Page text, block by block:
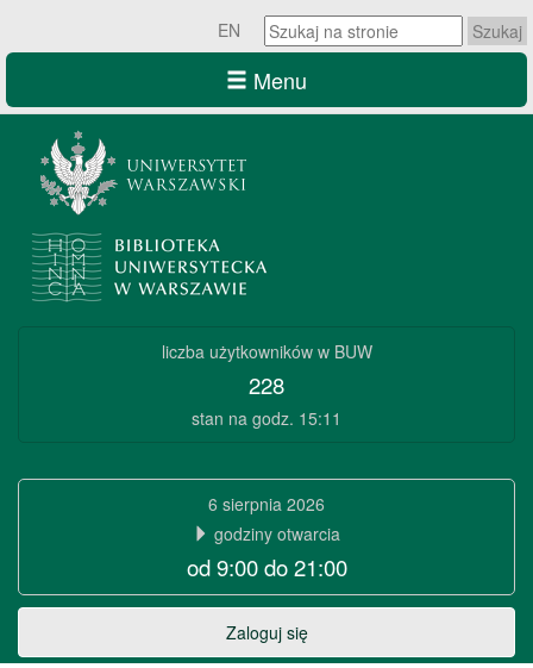
EN
Szukaj
na
stronie:
Szukaj
na
Menu
Biblioteka
Uniwersytecka
WarszawieBiblioteka
Uniwersytecka
Warszawie
liczba użytkowników w BUW
228
stan na godz. 15:11
6 sierpnia 2026
godziny otwarcia
od 9:00 do 21:00
Zaloguj się